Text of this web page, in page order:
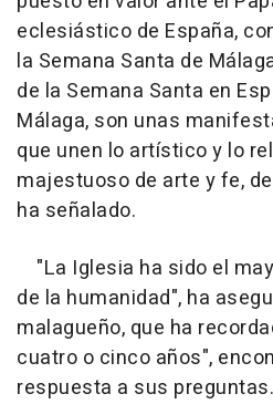
eclesiástico de España,
la Semana Santa de
de la Semana Santa en
Málaga, son unas
que unen lo artístico y lo
majestuoso de arte y fe,
ha señalado.
"La Iglesia ha sido el
de la humanidad", ha
malagueño, que ha
cuatro o cinco años",
respuesta a sus preguntas.